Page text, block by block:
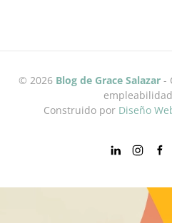
© 2026 Blog de Grace Salazar-
Construido por Diseño